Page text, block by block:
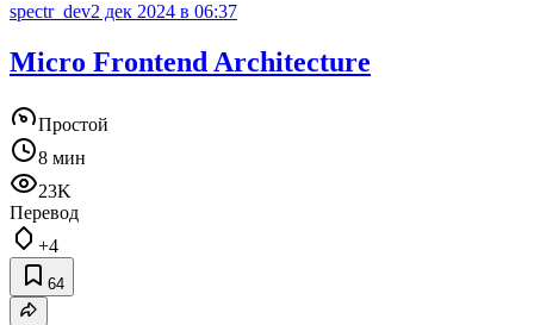
spectr_dev2 дек 2024 в 06:37
Micro Frontend Architecture
Простой
8 мин
23K
Перевод
+4
64